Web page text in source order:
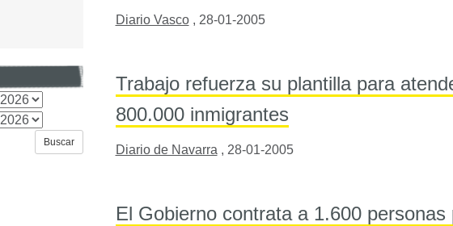
Diario Vasco , 28-01-2005
Trabajo refuerza su plantilla para
800.000 inmigrantes
Diario de Navarra , 28-01-2005
El Gobierno contrata a 1.600